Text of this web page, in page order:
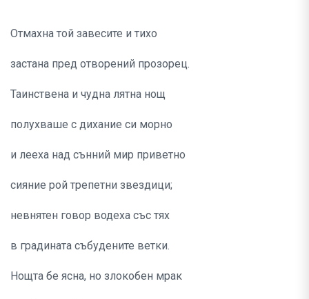
Отмахна той завесите и тихо
застана пред отворений прозорец.
Таинствена и чудна лятна нощ
полухваше с дихание си морно
и лееха над сънний мир приветно
сияние рой трепетни звездици;
невнятен говор водеха със тях
в градината събудените ветки.
Нощта бе ясна, но злокобен мрак